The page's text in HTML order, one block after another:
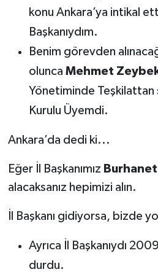
konu Ankara’ya intikal
Başkanıydım.
Benim görevden
olunca Mehmet
Yönetiminde Teşkilattan
Kurulu Üyemdi.
Ankara’da dedi ki...
Eğer İl Başkanımız
alacaksanız hepimizi alın.
İl Başkanı gidiyorsa, bizde
Ayrıca İl Başkanıydı
durdu.